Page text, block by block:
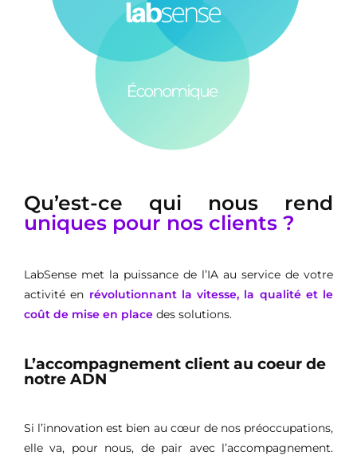
Qu’est-ce qui nous rend
uniques pour nos clients ?
LabSense met la puissance de l’IA au service de votre
activité en révolutionnant la vitesse, la qualité et le
coût de mise en place des solutions.
L’accompagnement client au coeur de
notre ADN
Si l’innovation est bien au cœur de nos préoccupations,
elle va, pour nous, de pair avec l’accompagnement.